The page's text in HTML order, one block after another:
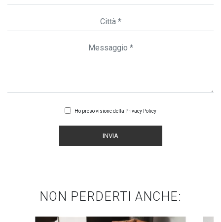
Ho preso visione della Privacy Policy
INVIA
NON PERDERTI ANCHE: